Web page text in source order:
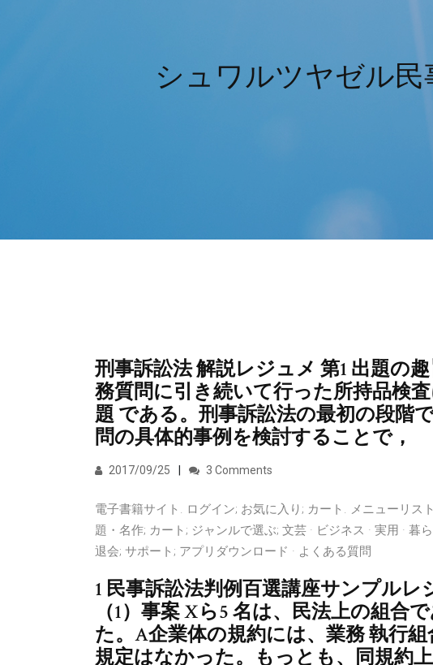
シュワルツヤゼル
刑事訴訟法 解説レジュメ 第1 出題の
務質問に引き続いて行った所持品検
題 である。刑事訴訟法の最初の段階
問の具体的事例を検討することで，
2017/09/25 3 Comments
電子書籍サイト. ログイン; お気に入り; カート. メニューリス
題・名作; カート; ジャンルで選ぶ; 文芸 · ビジネス · 実用 · 暮
退会; サポート; アプリダウンロード · よくある質問
1 民事訴訟法判例百選講座サンプルレ
（1）事案 Xら5 名は、民法上の組合
た。A企業体の規約には、業務 執行
規定はなかった。もっとも、同規約